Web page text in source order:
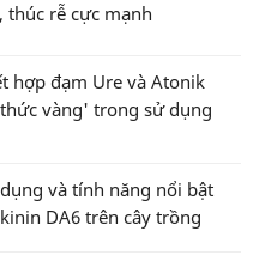
thúc rễ cực mạnh
hợp đạm Ure và Atonik
vàng' trong sử dụng
và tính năng nổi bật
DA6 trên cây trồng